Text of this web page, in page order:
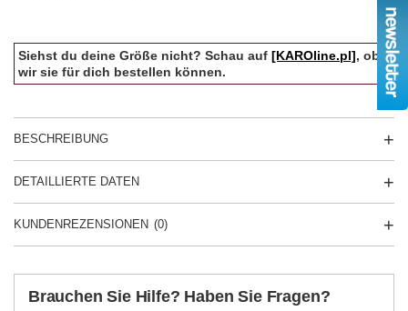
Siehst du deine Größe nicht? Schau auf [KAROline.pl], ob
wir sie für dich bestellen können.
BESCHREIBUNG
DETAILLIERTE DATEN
KUNDENREZENSIONEN (0)
Brauchen Sie Hilfe? Haben Sie Fragen?